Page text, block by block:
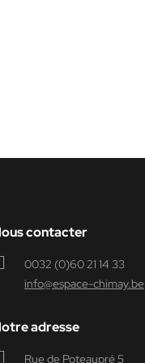
contacter
0032 (0)60 21 14 33
info@espace-chimay.be
adresse
Rue de Poteaupré 5